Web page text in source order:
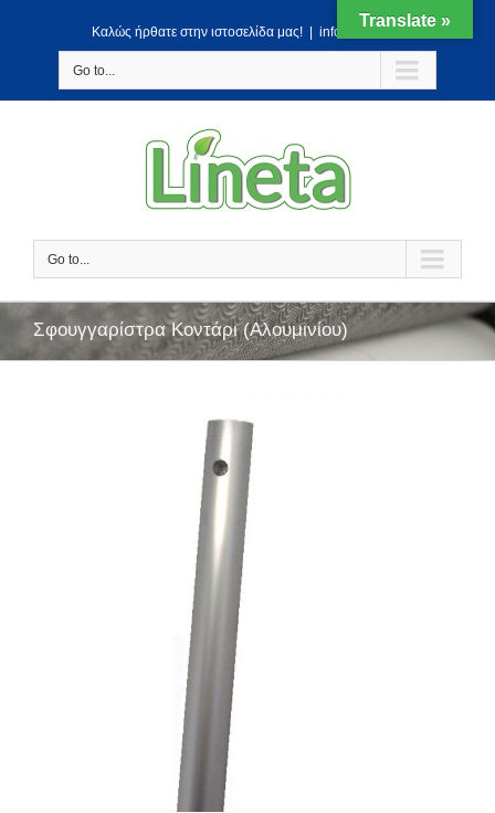
Kαλώς ήρθατε στην ιστοσελίδα μας! info@lineta.gr
Go to...
Go to...
Σφουγγαρίστρα Κοντάρι (Αλουμινίου)
Translate »